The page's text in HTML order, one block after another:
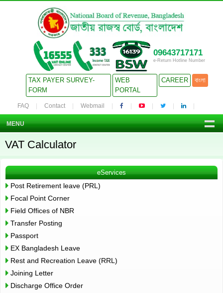
09643717171
e-Return Hotline Number
TAX PAYER SURVEY-
FORM
WEB
PORTAL
CAREER বাংলা
FAQ Contact Webmail
MENU
VAT Calculator
eServices
Post Retirement leave (PRL)
Focal Point Corner
Field Offices of NBR
Transfer Posting
Passport
EX Bangladesh Leave
Rest and Recreation Leave (RRL)
Joining Letter
Discharge Office Order